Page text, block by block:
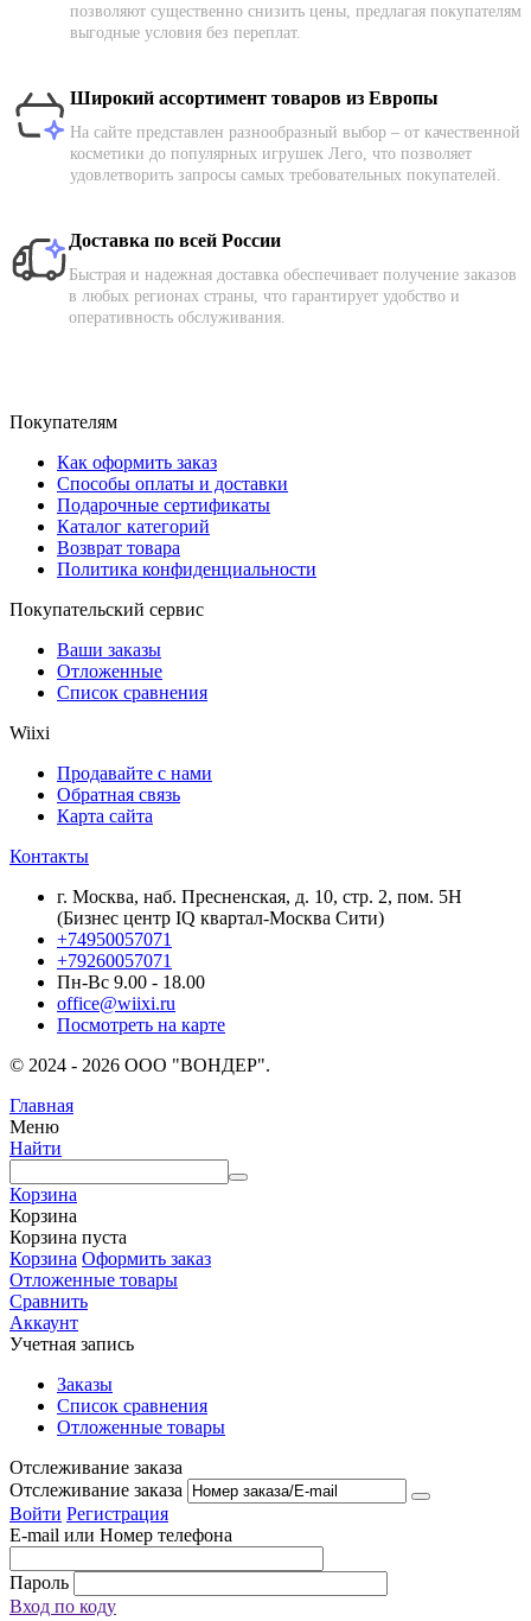
позволяют существенно снизить цены, предлагая покупателям
выгодные условия без переплат.
Широкий ассортимент товаров из Европы
На сайте представлен разнообразный выбор – от качественной
косметики до популярных игрушек Лего, что позволяет
удовлетворить запросы самых требовательных покупателей.
Доставка по всей России
Быстрая и надежная доставка обеспечивает получение заказов
в любых регионах страны, что гарантирует удобство и
оперативность обслуживания.
Покупателям
Как оформить заказ
Способы оплаты и доставки
Подарочные сертификаты
Каталог категорий
Возврат товара
Политика конфиденциальности
Покупательский сервис
Ваши заказы
Отложенные
Список сравнения
Wiixi
Продавайте с нами
Обратная связь
Карта сайта
Контакты
г. Москва, наб. Пресненская, д. 10, стр. 2, пом. 5Н
(Бизнес центр IQ квартал-Москва Сити)
+74950057071
+79260057071
Пн-Вс 9.00 - 18.00
office@wiixi.ru
Посмотреть на карте
© 2024 - 2026 ООО "ВОНДЕР".
Главная
Меню
Найти
Корзина
Корзина
Корзина пуста
Корзина Оформить заказ
Отложенные товары
Сравнить
Аккаунт
Учетная запись
Заказы
Список сравнения
Отложенные товары
Отслеживание заказа
Отслеживание заказа
Войти Регистрация
E-mail или Номер телефона
Пароль
Вход по коду